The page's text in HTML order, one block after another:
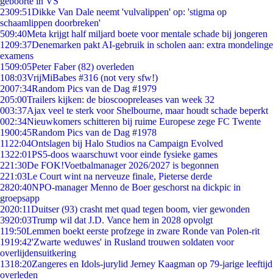
2309:51Dikke Van Dale neemt 'vulvalippen' op: 'stigma op
schaamlippen doorbreken'
509:40Meta krijgt half miljard boete voor mentale schade bij jongeren
1209:37Denemarken pakt AI-gebruik in scholen aan: extra mondelinge
examens
1509:05Peter Faber (82) overleden
108:03VrijMiBabes #316 (not very sfw!)
2007:34Random Pics van de Dag #1979
205:00Trailers kijken: de bioscoopreleases van week 32
003:37Ajax veel te sterk voor Shelbourne, maar houdt schade beperkt
002:34Nieuwkomers schitteren bij ruime Europese zege FC Twente
1900:45Random Pics van de Dag #1978
11 22:04Ontslagen bij Halo Studios na Campaign Evolved
1322:01PS5-doos waarschuwt voor einde fysieke games
221:30De FOK!Voetbalmanager 2026/2027 is begonnen
221:03Le Court wint na nerveuze finale, Pieterse derde
2820:40NPO-manager Menno de Boer geschorst na dickpic in
groepsapp
2020:11Duitser (93) crasht met quad tegen boom, vier gewonden
3920:03Trump wil dat J.D. Vance hem in 2028 opvolgt
119:50Lemmen boekt eerste profzege in zware Ronde van Polen-rit
1919:42'Zwarte weduwes' in Rusland trouwen soldaten voor
overlijdensuitkering
1318:20Zangeres en Idols-jurylid Jerney Kaagman op 79-jarige leeftijd
overleden